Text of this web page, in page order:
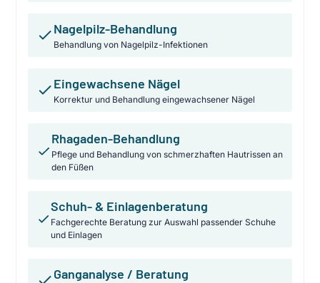
Nagelpilz-Behandlung
Behandlung von Nagelpilz-Infektionen
Eingewachsene Nägel
Korrektur und Behandlung eingewachsener Nägel
Rhagaden-Behandlung
Pflege und Behandlung von schmerzhaften Hautrissen an
den Füßen
Schuh- & Einlagenberatung
Fachgerechte Beratung zur Auswahl passender Schuhe
und Einlagen
Ganganalyse / Beratung